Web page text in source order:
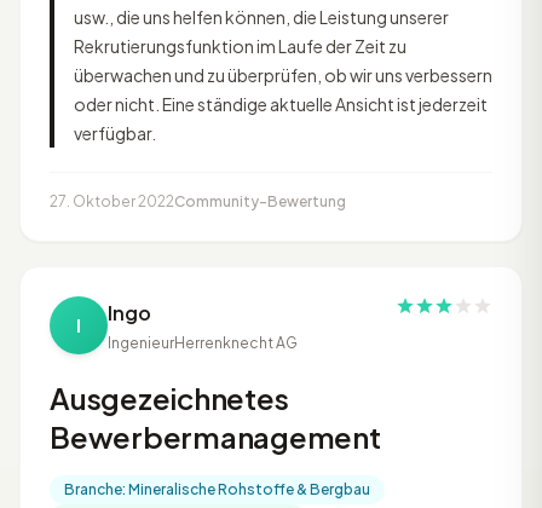
usw., die uns helfen können, die Leistung unserer
Rekrutierungsfunktion im Laufe der Zeit zu
überwachen und zu überprüfen, ob wir uns verbessern
oder nicht. Eine ständige aktuelle Ansicht ist jederzeit
verfügbar.
27. Oktober 2022Community-Bewertung
I Ingo
IngenieurHerrenknecht AG
Ausgezeichnetes
Bewerbermanagement
Branche: Mineralische Rohstoffe & Bergbau